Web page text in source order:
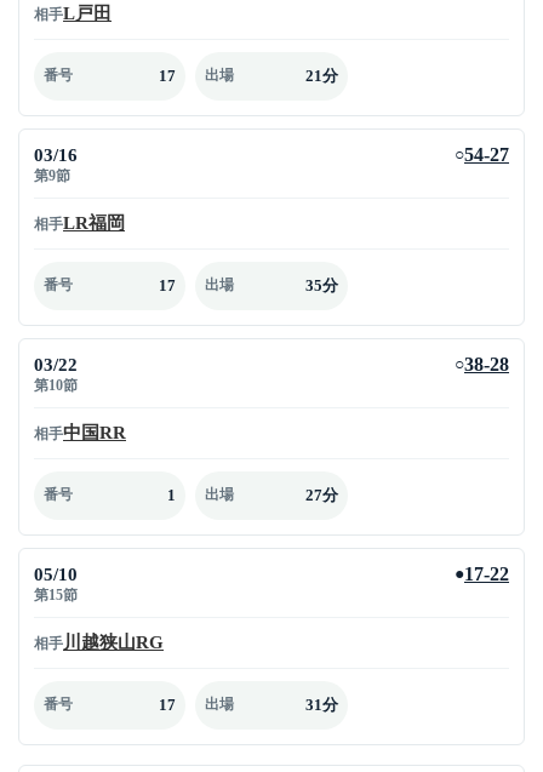
相手L戸田
番号 17 出場 21分
03/16
第9節
○54-27
相手LR福岡
番号 17 出場 35分
03/22
第10節
○38-28
相手中国RR
番号 1 出場 27分
05/10
第15節
●17-22
相手 川越狭山RG
番号 17 出場 31分